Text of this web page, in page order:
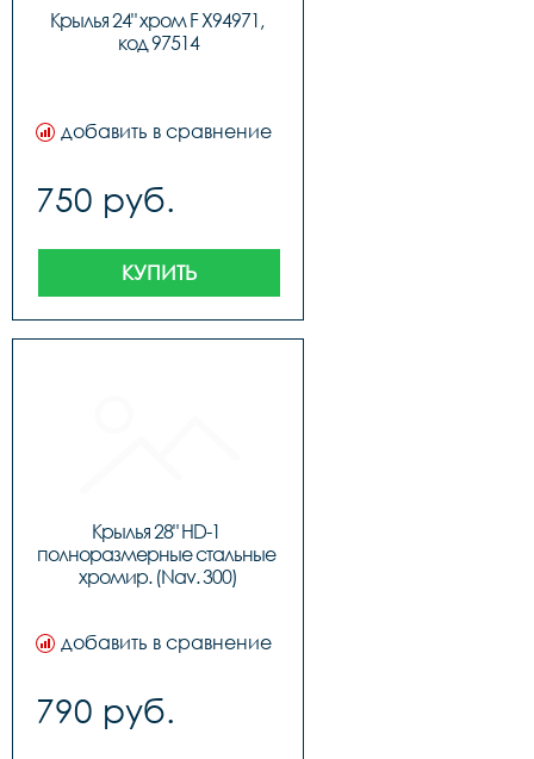
Крылья 24" хром F X94971,
код 97514
добавить в сравнение
750 руб.
КУПИТЬ
Крылья 28" HD-1
полноразмерные стальные
хромир. (Nav. 300)
добавить в сравнение
790 руб.